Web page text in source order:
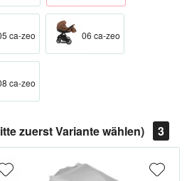
ca-zeo 06 ca-zeo
ca-zeo
zuerst Variante wählen) 3